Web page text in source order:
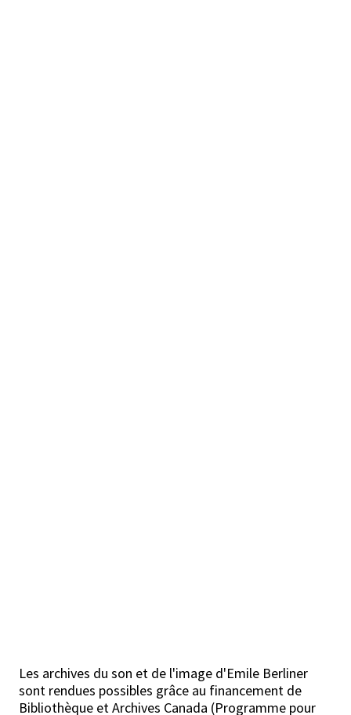
Les archives du son et de l'image d'Emile Berliner
sont rendues possibles grâce au financement de
Bibliothèque et Archives Canada (Programme pour